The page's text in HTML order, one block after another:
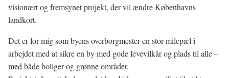
visionært og fremsynet projekt, der vil ændre Københavns
landkort.
Det er for mig som byens overborgmester en stor milepæl i
arbejdet med at sikre en by med gode levevilkår og plads til alle –
med både boliger og grønne områder.